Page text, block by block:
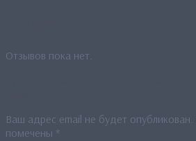
Отзывов пока нет.
Ваш адрес email не будет опубликован.
помечены *